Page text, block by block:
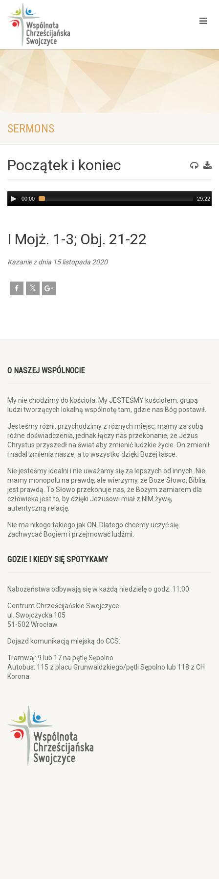
SERMONS
Początek i koniec
Audio
Player
00:00 29:22
I Mojż. 1-3; Obj. 21-22
Kazanie z dnia 15 listopada 2020
O NASZEJ WSPÓLNOCIE
My nie chodzimy do kościoła. My JESTEŚMY kościołem, grupą
ludzi tworzących lokalną wspólnotę tam, gdzie nas Bóg postawił.
Jesteśmy różni, przychodzimy z różnych miejsc, mamy za sobą
różne doświadczenia, jednak łączy nas przekonanie, że Jezus
Chrystus przyszedł na świat aby zmienić ludzkie życie. On zmienił
i nadal zmienia nasze, a to wszystko dzięki Bożej łasce.
Nie jesteśmy idealni i nie uważamy się za lepszych od innych. Nie
mamy monopolu na prawdę, ale wierzymy, że Boże Słowo, Biblia,
jest prawdą. To Słowo przekonuje nas, że Bożym zamiarem dla
człowieka jest to, by dzięki Jezusowi miał z NIM żywą,
autentyczną relację.
Nie ma nikogo takiego jak ON. Dlatego chcemy uczyć się
zachwycać Bogiem i przejmować ludźmi.
GDZIE I KIEDY SIĘ SPOTYKAMY
Nabożeństwa odbywają się w każdą niedzielę o godz. 11:00
Centrum Chrześcijańskie Swojczyce
ul. Swojczycka 105
51-502 Wrocław
Dojazd komunikacją miejską do CCS:
Tramwaj: 9 lub 17 na pętlę Sępolno
Autobus: 115 z placu Grunwaldzkiego/pętli Sępolno lub 118 z CH
Korona